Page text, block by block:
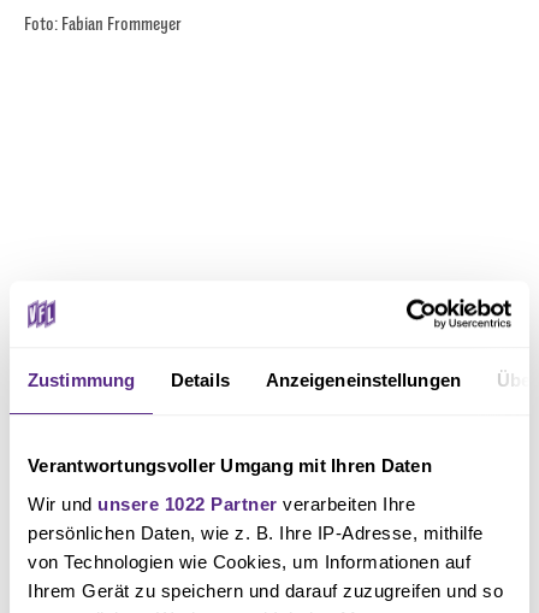
Zustimmung Details Anzeigeneinstellungen
Verantwortungsvoller Umgang mit Ihren Daten
Wir und unsere 1022 Partner verarbeiten Ihre
persönlichen Daten, wie z. B. Ihre IP-Adresse, mithilfe
von Technologien wie Cookies, um Informationen auf
Ihrem Gerät zu speichern und darauf zuzugreifen und so
Foto: Fabian Frommeyer